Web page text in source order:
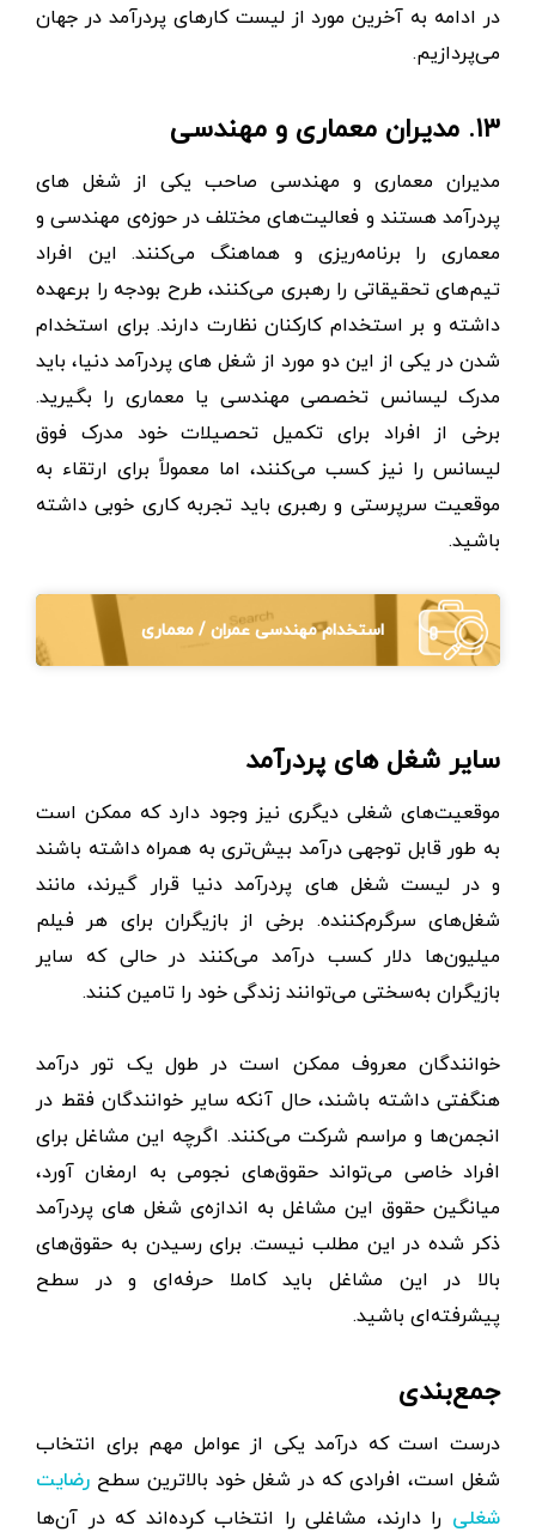
در ادامه به آخرین مورد از لیست کارهای پردرآمد در جهان
می‌پردازیم.
۱۳. مدیران معماری و مهندسی
مدیران معماری و مهندسی صاحب یکی از شغل های
پردرآمد هستند و فعالیت‌های مختلف در حوزه‌ی مهندسی و
معماری را برنامه‌ریزی و هماهنگ می‌کنند. این افراد
تیم‌های تحقیقاتی را رهبری می‌کنند، طرح بودجه را برعهده
داشته و بر استخدام کارکنان نظارت دارند. برای استخدام
شدن در یکی از این دو مورد از شغل های پردرآمد دنیا، باید
مدرک لیسانس تخصصی مهندسی یا معماری را بگیرید.
برخی از افراد برای تکمیل تحصیلات خود مدرک فوق
لیسانس را نیز کسب می‌کنند، اما معمولاً برای ارتقاء به
موقعیت سرپرستی و رهبری باید تجربه کاری خوبی داشته
باشید.
استخدام مهندسی عمران / معماری
سایر شغل های پردرآمد
موقعیت‌های شغلی دیگری نیز وجود دارد که ممکن است
به طور قابل توجهی درآمد بیش‌تری به همراه داشته باشند
و در لیست شغل های پردرآمد دنیا قرار گیرند، مانند
شغل‌های سرگرم‌کننده. برخی از بازیگران برای هر فیلم
میلیون‌ها دلار کسب در‌آمد می‌کنند در حالی که سایر
بازیگران به‌سختی می‌توانند زندگی خود را تامین کنند.
خوانندگان معروف ممکن است در طول یک تور درآمد
هنگفتی داشته باشند، حال آنکه سایر خوانندگان فقط در
انجمن‌ها و مراسم شرکت می‌کنند. اگرچه این مشاغل برای
افراد خاصی می‌تواند حقوق‌های نجومی به ارمغان آورد،
میانگین حقوق این مشاغل به اندازه‌ی شغل های پردرآمد
ذکر شده در این مطلب نیست. برای رسیدن به حقوق‌های
بالا در این مشاغل باید کاملا حرفه‌ای و در سطح
پیشرفته‌ای باشید.
جمع‌بندی
درست است که درآمد یکی از عوامل مهم برای انتخاب
شغل است، افرادی که در شغل خود بالاترین سطح رضایت
شغلی را دارند، مشاغلی را انتخاب کرده‌اند که در آن‌ها